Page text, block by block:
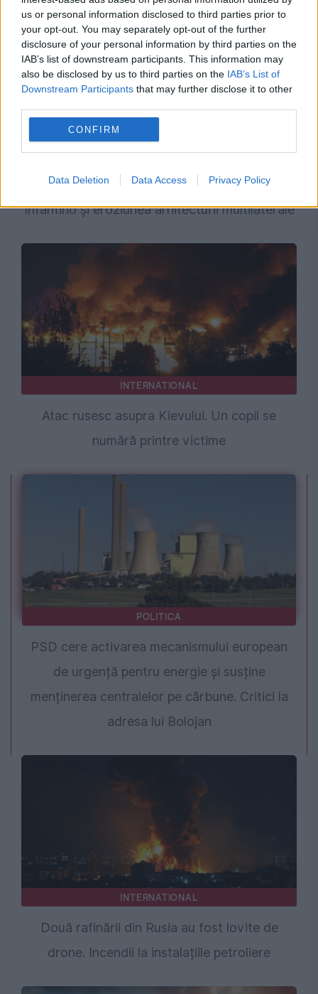
us or personal information disclosed to third parties prior to
your opt-out. You may separately opt-out of the further
disclosure of your personal information by third parties on the
IAB’s list of downstream participants. This information may
also be disclosed by us to third parties on the IAB’s List of
Downstream Participants that may further disclose it to other
CONFIRM
Data Deletion Data Access Privacy Policy
OPINII EVZ
Turnul Babel la 80 de ani: ONU, pariul
Infantino și eroziunea arhitecturii multilaterale
INTERNATIONAL
Atac rusesc asupra Kievului. Un copil se
numără printre victime
POLITICA
PSD cere activarea mecanismului european
de urgență pentru energie și susține
menținerea centralelor pe cărbune. Critici la
adresa lui Bolojan
INTERNATIONAL
Două rafinării din Rusia au fost lovite de
drone. Incendii la instalațiile petroliere